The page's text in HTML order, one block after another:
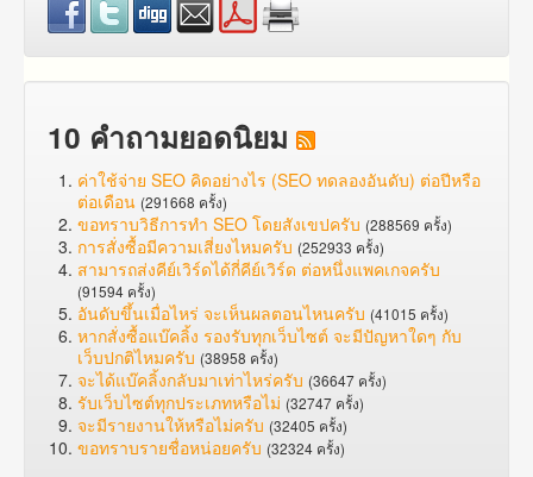
10 คำถามยอดนิยม
ค่าใช้จ่าย SEO คิดอย่างไร (SEO ทดลองอันดับ) ต่อปีหรือ
ต่อเดือน (291668 ครั้ง)
ขอทราบวิธีการทำ SEO โดยสังเขปครับ (288569 ครั้ง)
การสั่งซื้อมีความเสี่ยงไหมครับ (252933 ครั้ง)
สามารถส่งคีย์เวิร์ดได้กี่คีย์เวิร์ด ต่อหนึ่งแพคเกจครับ
(91594 ครั้ง)
อันดับขึ้นเมื่อไหร่ จะเห็นผลตอนไหนครับ (41015 ครั้ง)
หากสั่งซื้อแบ๊คลิ้ง รองรับทุกเว็บไซต์ จะมีปัญหาใดๆ กับ
เว็บปกติไหมครับ (38958 ครั้ง)
จะได้แบ๊คลิ้งกลับมาเท่าไหร่ครับ (36647 ครั้ง)
รับเว็บไซต์ทุกประเภทหรือไม่ (32747 ครั้ง)
จะมีรายงานให้หรือไม่ครับ (32405 ครั้ง)
ขอทราบรายชื่อหน่อยครับ (32324 ครั้ง)